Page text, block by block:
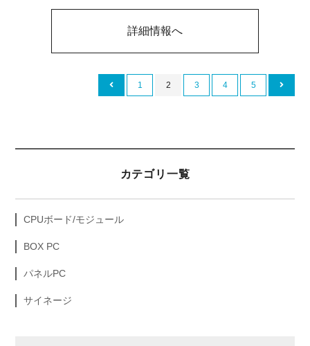
詳細情報へ
1 2 3 4 5
カテゴリ一覧
CPUボード/モジュール
BOX PC
パネルPC
サイネージ